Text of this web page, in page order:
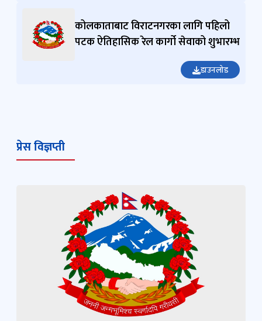
कोलकाताबाट विराटनगरका लागि पहिलो
पटक ऐतिहासिक रेल कार्गो सेवाको शुभारम्भ
डाउनलोड
प्रेस विज्ञप्ती